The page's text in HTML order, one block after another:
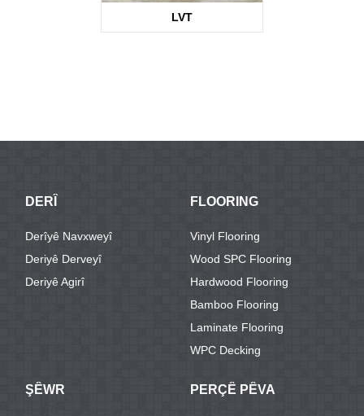
LVT
DERÎ
Derîyê Navxweyî
Deriyê Derveyî
Deriyê Agirî
FLOORING
Vinyl Flooring
Wood SPC Flooring
Hardwood Flooring
Bamboo Flooring
Laminate Flooring
WPC Decking
ŞÊWR PERÇÊ PÊVA